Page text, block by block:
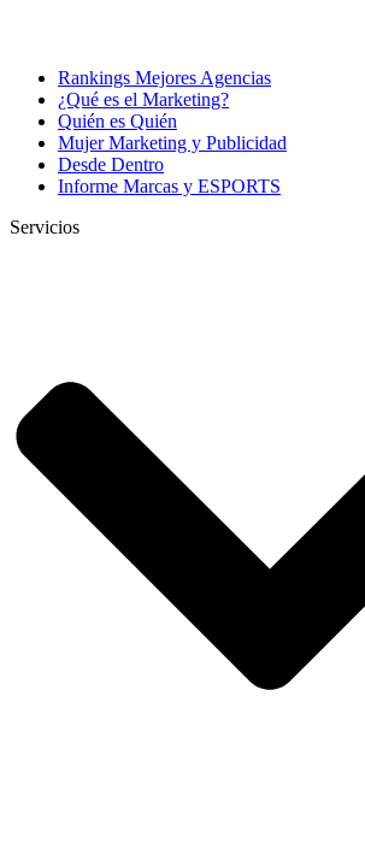
Rankings Mejores Agencias
¿Qué es el Marketing?
Quién es Quién
Mujer Marketing y Publicidad
Desde Dentro
Informe Marcas y ESPORTS
Servicios